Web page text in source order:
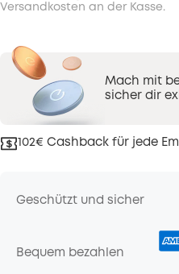
Versandkosten an der Kasse.
Mach mit
sicher dir
102€ Cashback für jede
Geschützt und sicher
Bequem bezahlen